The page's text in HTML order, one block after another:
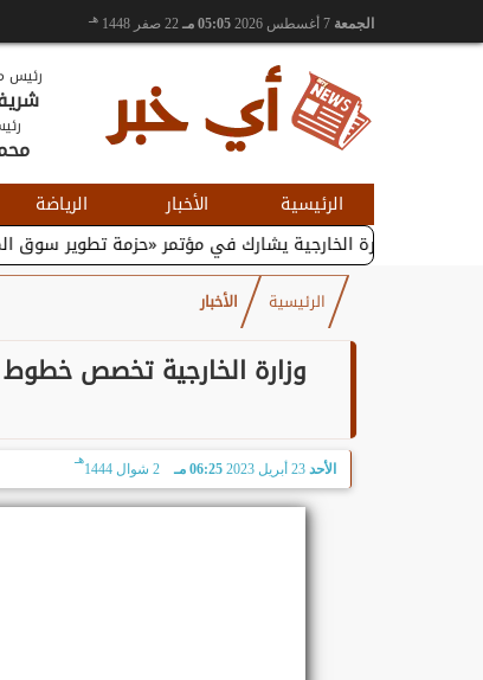
الجمعة 05:05 مـ 22 صفر 1448 هـ
رئيس
الرئيسية الأخبار الرياضة
والتجارة الخارجية يشارك في مؤتمر «حزمة تطوير سوق المال»
الرئيسية الأخبار
وزارة الخارجية تخصص
الأحد 23 أبريل 2023 06:25 مـ 2 شوال 1444
هـ